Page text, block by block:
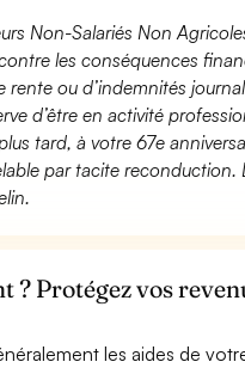
Non-Salariés Non
les conséquences
ou d’indemnités
d’être en activité
tard, à votre 67e
par tacite reconduction.
? Protégez vos
les aides de